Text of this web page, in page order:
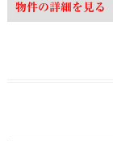
物件の詳細を見る